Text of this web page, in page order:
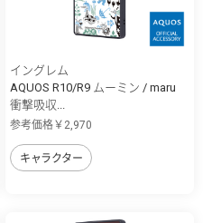
イングレム
AQUOS R10/R9 ムーミン / maru
衝撃吸収...
参考価格￥2,970
キャラクター